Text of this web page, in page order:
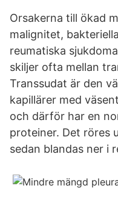
Orsakerna till ökad
malignitet,
reumatiska
skiljer ofta mellan
Transsudat är den
kapillärer med
och därför har en
proteiner. Det röres
sedan blandas ner i